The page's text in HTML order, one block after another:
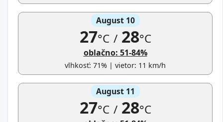
August 10
27°C /28°C
oblačno: 51-84%
vlhkosť: 71% | vietor: 11 km/h
August 11
27°C /28°C